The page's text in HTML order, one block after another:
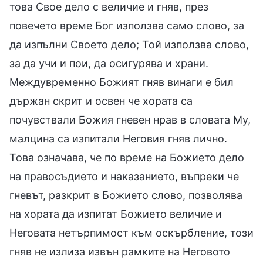
това Свое дело с величие и гняв, през
повечето време Бог използва само слово, за
да изпълни Своето дело; Той използва слово,
за да учи и пои, да осигурява и храни.
Междувременно Божият гняв винаги е бил
държан скрит и освен че хората са
почувствали Божия гневен нрав в словата Му,
малцина са изпитали Неговия гняв лично.
Това означава, че по време на Божието дело
на правосъдието и наказанието, въпреки че
гневът, разкрит в Божието слово, позволява
на хората да изпитат Божието величие и
Неговата нетърпимост към оскърбление, този
гняв не излиза извън рамките на Неговото